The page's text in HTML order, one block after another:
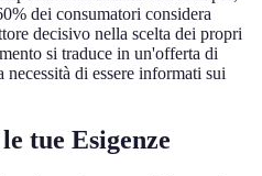
dei consumatori considera
decisivo nella scelta dei propri
si traduce in un'offerta di
di essere informati sui
tue Esigenze